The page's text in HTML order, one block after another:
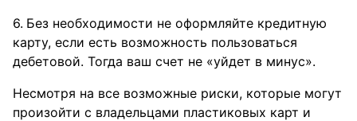
Без необходимости не оформляйте кредитную
карту, если есть возможность пользоваться
дебетовой. Тогда ваш счет не «уйдет в минус».
Несмотря на все возможные риски, которые могут
произойти с владельцами пластиковых карт и